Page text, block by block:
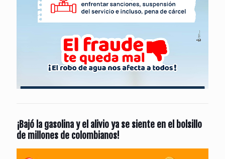
¡Bajó la gasolina y el alivio ya se siente en el bolsillo
de millones de colombianos!